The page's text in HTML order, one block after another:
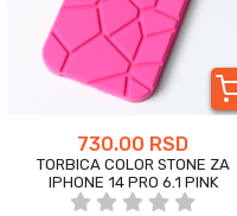
730.00 RSD
TORBICA COLOR STONE ZA
IPHONE 14 PRO 6.1 PINK